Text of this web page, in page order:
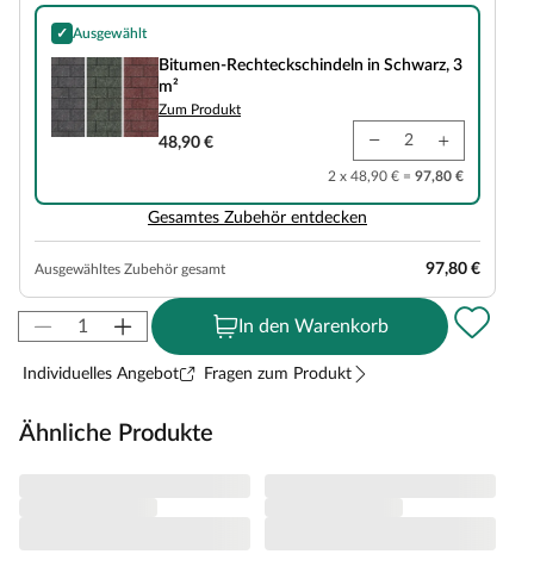
✓ Ausgewählt
Bitumen-Rechteckschindeln in Schwarz, 3 m²
Bitumen-Rechteckschindeln in Schwarz, 3
m²
Zum Produkt
48,90 €
2 x 48,90 € = 97,80 €
Gesamtes Zubehör entdecken
Ausgewähltes Zubehör gesamt 97,80 €
In den Warenkorb
Individuelles Angebot Fragen zum Produkt
Ähnliche Produkte